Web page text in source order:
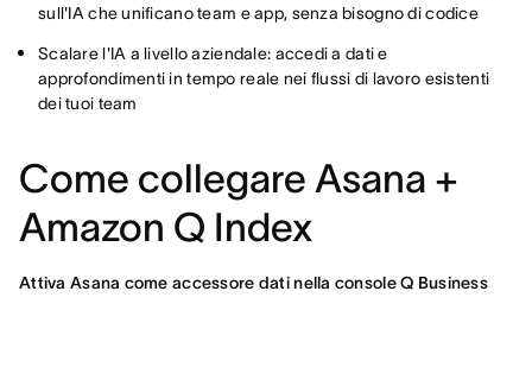
sull'IA che unificano team e app, senza bisogno di codice
Scalare l'IA a livello aziendale: accedi a dati e
approfondimenti in tempo reale nei flussi di lavoro esistenti
dei tuoi team
Come collegare Asana +
Amazon Q Index
Attiva Asana come accessore dati nella console Q Business